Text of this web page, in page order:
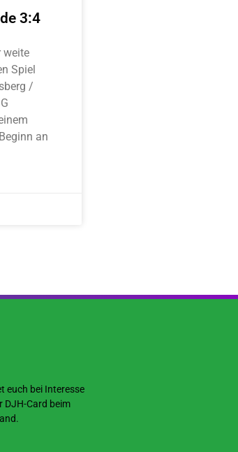
3:4
weite
Spiel
/
an
euch bei Interesse
DJH-Card beim